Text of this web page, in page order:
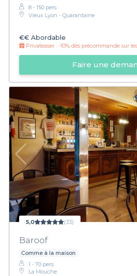
8 - 150 pers.
Vieux Lyon - Quarantaine
€€ Abordable
Privateaser : -10% dès précommande sur
Faire une
5,0 (33)
Baroof
Comme à la maison
1 - 70 pers.
La Mouche